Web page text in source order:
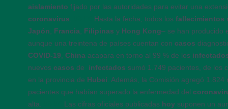
aislamiento fijado por las autoridades para evitar una
coronavirus. Hasta la fecha, todos los fallecimientos
Japón, Francia, Filipinas y Hong Kong– se han producido
aunque una treintena de países cuentan con casos
COVID-19, China acapara en torno al 99 % de los
nuevos casos de infectados sumó 1.749 pacientes, de los
en la provincia de Hubei. Además, la Comisión agregó 1.824
pacientes que habían superado la enfermedad del
alta.
Las cifras oficiales publicadas hoy suponen un